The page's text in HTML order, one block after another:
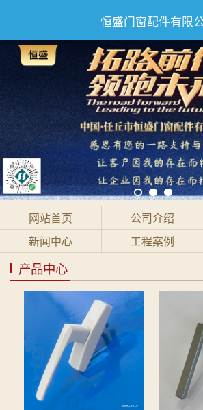
恒盛门窗配件有限
网站首页 公司介绍
新闻中心 工程案例
产品中心